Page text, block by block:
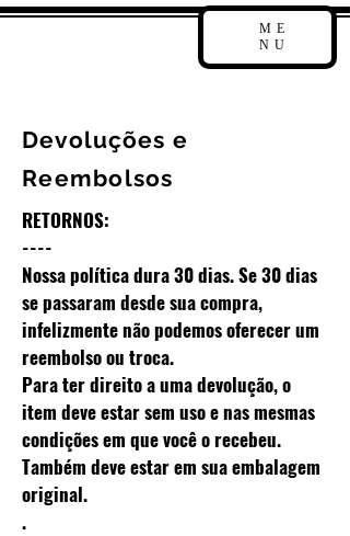
ME
NU
Devoluções e
Reembolsos
RETORNOS:
----
Nossa política dura 30 dias. Se 30 dias
se passaram desde sua compra,
infelizmente não podemos oferecer um
reembolso ou troca.
Para ter direito a uma devolução, o
item deve estar sem uso e nas mesmas
condições em que você o recebeu.
Também deve estar em sua embalagem
original.
.